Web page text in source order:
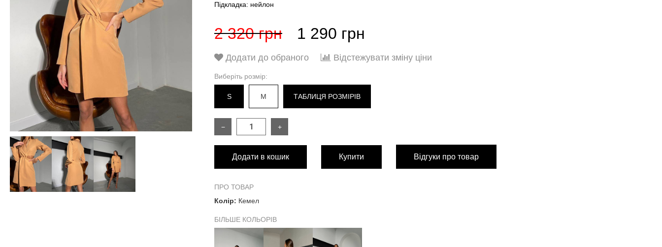
Підкладка: нейлон
2 320 грн 1 290 грн
Додати до обраного Відстежувати зміну ціни
Виберіть розмір:
S M ТАБЛИЦЯ РОЗМІРІВ
Обхват грудей 88 см 90 см
Довжина виробу по спинці
− +
Додати в кошик Купити Відгуки про товар
ПРО ТОВАР
Колір: Кемел
БІЛЬШЕ КОЛЬОРІВ